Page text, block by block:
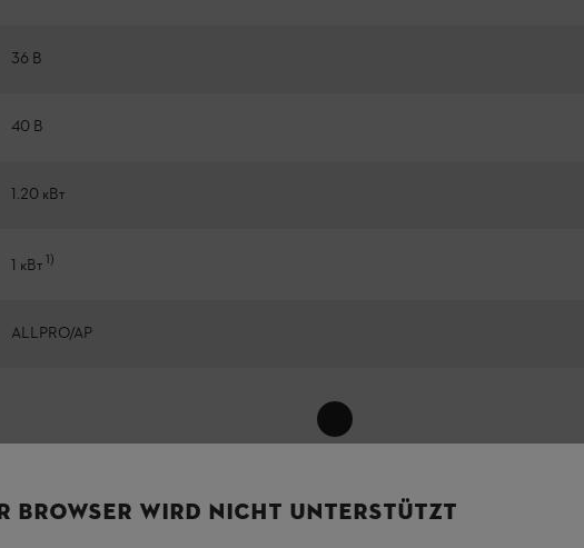
36 В
40 В
1.20 кВт
1 кВт1)
ALLPRO/AP
Показати все
BROWSER WIRD NICHT UNTERSTÜTZT